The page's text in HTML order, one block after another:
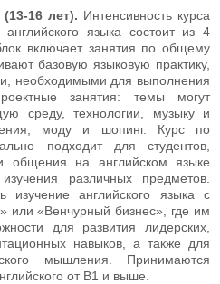
16 лет). Интенсивность курса
языка состоит из 4
включает занятия по общему
базовую языковую практику,
необходимыми для выполнения
занятия: темы могут
среду, технологии, музыку и
моду и шопинг. Курс по
подходит для студентов,
общения на английском языке
различных предметов.
изучение английского языка с
или «Венчурный бизнес», где им
для развития лидерских,
навыков, а также для
мышления. Принимаются
от В1 и выше.